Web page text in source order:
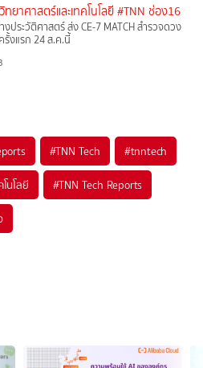
ทยาศาสตร์และเทคโนโลยี #TNN ช่อง16
งประวัติศาสตร์ ส่ง CE-7 MATCH สำรวจดวง
รั้งแรก 24 ส.ค.นี้
#TNN Tech #tnntech
นโลยี #TNN Tech Reports